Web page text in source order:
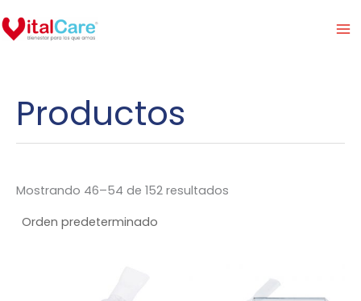
al
Productos
Mostrando 46–54 de 152 resultados